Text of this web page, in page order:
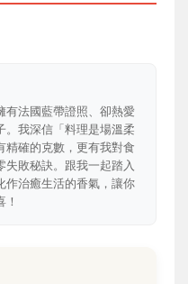
有法國藍帶證照、卻熱愛
。我深信「料理是場溫柔
精確的克數，更有我對食
失敗秘訣。跟我一起踏入
作治癒生活的香氣，讓你